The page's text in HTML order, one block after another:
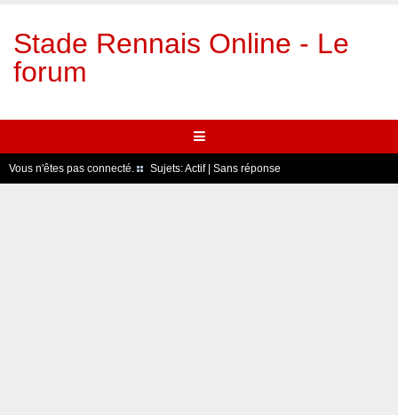
Stade Rennais Online - Le
forum
Vous n'êtes pas connecté. Sujets:Actif| Sans réponse